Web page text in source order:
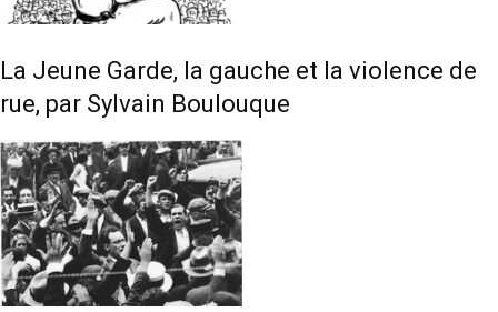
La Jeune Garde, la gauche et la violence de
rue, par Sylvain Boulouque